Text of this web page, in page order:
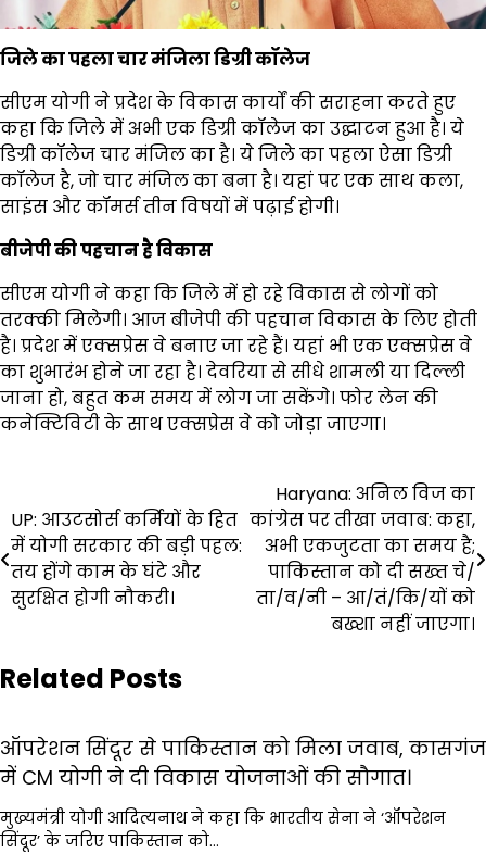
जिले का पहला चार मंजिला डिग्री कॉलेज
सीएम योगी ने प्रदेश के विकास कार्यों की सराहना करते हुए
कहा कि जिले में अभी एक डिग्री कॉलेज का उद्घाटन हुआ है। ये
डिग्री कॉलेज चार मंजिल का है। ये जिले का पहला ऐसा डिग्री
कॉलेज है, जो चार मंजिल का बना है। यहां पर एक साथ कला,
साइंस और कॉमर्स तीन विषयों में पढ़ाई होगी।
बीजेपी की पहचान है विकास
सीएम योगी ने कहा कि जिले में हो रहे विकास से लोगों को
तरक्की मिलेगी। आज बीजेपी की पहचान विकास के लिए होती
है। प्रदेश में एक्सप्रेस वे बनाए जा रहे हैं। यहां भी एक एक्सप्रेस वे
का शुभारंभ होने जा रहा है। देवरिया से सीधे शामली या दिल्ली
जाना हो, बहुत कम समय में लोग जा सकेंगे। फोर लेन की
कनेक्टिविटी के साथ एक्सप्रेस वे को जोड़ा जाएगा।
navigation
UP: आउटसोर्स कर्मियों के हित
में योगी सरकार की बड़ी पहल:
तय होंगे काम के घंटे और
सुरक्षित होगी नौकरी।
Haryana: अनिल विज का
कांग्रेस पर तीखा जवाब: कहा,
अभी एकजुटता का समय है;
पाकिस्तान को दी सख्त चे/
ता/व/नी – आ/तं/कि/यों को
बख्शा नहीं जाएगा।
Related Posts
ऑपरेशन सिंदूर से पाकिस्तान को मिला जवाब, कासगंज
में CM योगी ने दी विकास योजनाओं की सौगात।
मुख्यमंत्री योगी आदित्यनाथ ने कहा कि भारतीय सेना ने ‘ऑपरेशन
सिंदूर’ के जरिए पाकिस्तान को…